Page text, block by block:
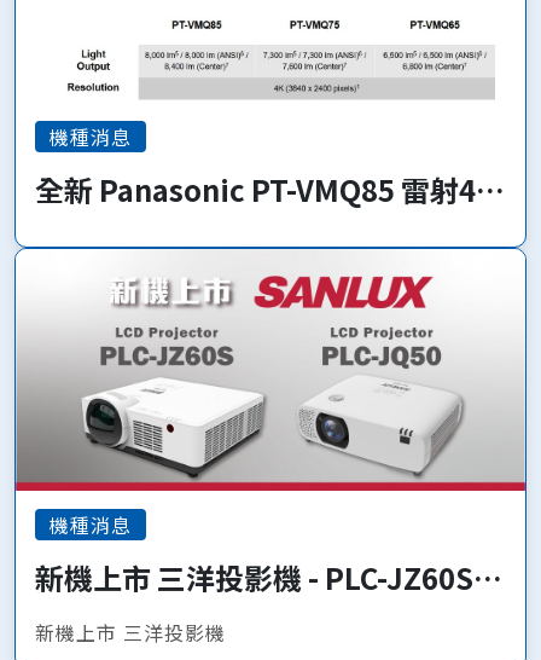
機種消息
全新 Panasonic PT-VMQ85 雷射4K
機種消息
新機上市 三洋投影機 - PLC-JZ60S、
PLC-JQ50
新機上市 三洋投影機